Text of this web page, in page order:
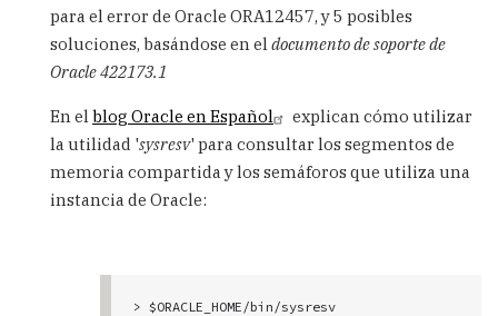
para el error de Oracle ORA12457, y 5 posibles
soluciones, basándose en el documento de soporte de
Oracle 422173.1
En el blog Oracle en Español
explican cómo utilizar
la utilidad 'sysresv' para consultar los segmentos de
memoria compartida y los semáforos que utiliza una
instancia de Oracle:
> $ORACLE_HOME/bin/sysresv